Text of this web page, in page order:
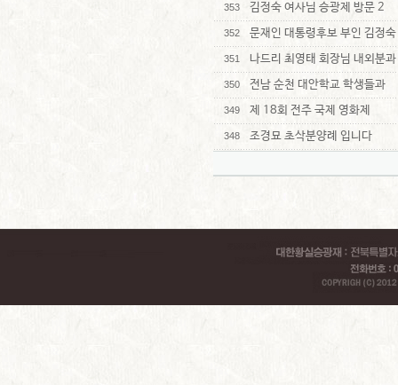
353 김정숙 여사님 승광제 방문 2
352 문재인 대통령후보 부인 김정
351 나드리 최영태 회장님 내외분
350 전남 순천 대안학교 학생들과
349 제 18회 전주 국제 영화제
348 조경묘 초삭분양례 입니다